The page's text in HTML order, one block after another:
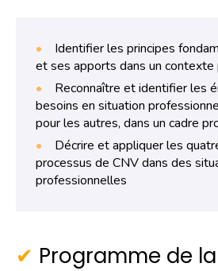
Identifier les principes
et ses apports dans un
Reconnaître et identifier les
besoins en situation
pour les autres, dans un cadre
Décrire et appliquer les
processus de CNV dans des
professionnelles
Programme de